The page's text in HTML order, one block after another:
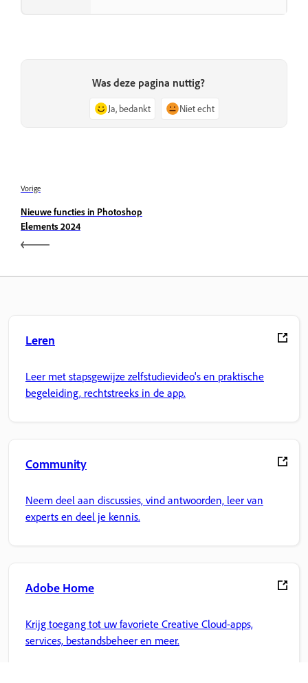
Was deze pagina nuttig?
Ja, bedankt Niet echt
Vorige
Nieuwe functies in Photoshop
Elements 2024
Leren
Leer met stapsgewijze zelfstudievideo's en praktische
begeleiding, rechtstreeks in de app.
Community
Neem deel aan discussies, vind antwoorden, leer van
experts en deel je kennis.
Adobe Home
Krijg toegang tot uw favoriete Creative Cloud-apps,
services, bestandsbeheer en meer.